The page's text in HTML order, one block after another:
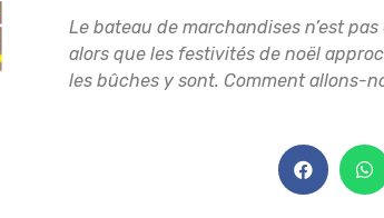
Le bateau de marchandises n’est
alors que les festivités de noël
les bûches y sont. Comment allons-